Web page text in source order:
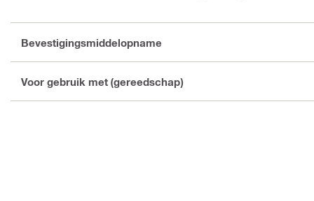
Bevestigingsmiddelopname
Voor gebruik met (gereedschap)